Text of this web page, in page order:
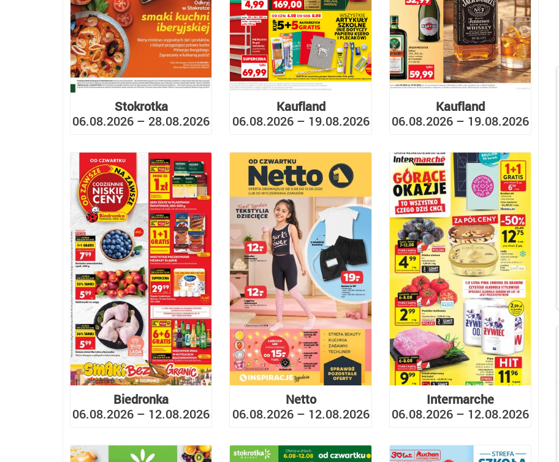
Stokrotka
06.08.2026 – 28.08.2026
Kaufland
06.08.2026 – 19.08.2026
Kaufland
06.08.2026 – 19.08.2026
Biedronka
06.08.2026 – 12.08.2026
Netto
06.08.2026 – 12.08.2026
Intermarche
06.08.2026 – 12.08.2026